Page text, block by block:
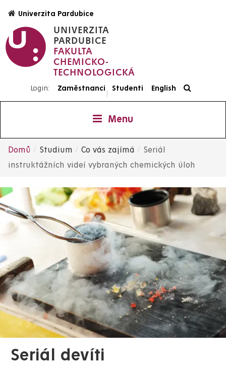
hlavnímu
obsahu
UNIVERZITA
PARDUBICE
FAKULTA
CHEMICKO-
TECHNOLOGICKÁ
Univerzita Pardubice
Login: Zaměstnanci
|
Studenti English
Menu
Drobečková
navigace
Domů Studium Co vás zajímá
Seriál
instruktážních videí vybraných chemických úloh
Seriál devíti